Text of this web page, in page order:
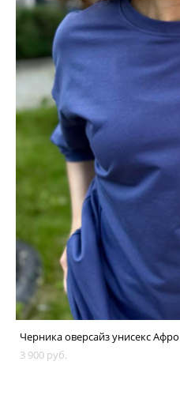
Черника оверсайз унисекс Афро
3 900 pуб.